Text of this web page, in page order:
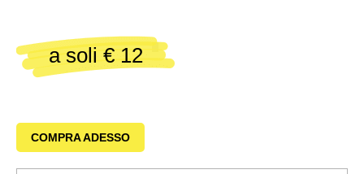
a soli € 12
COMPRA ADESSO